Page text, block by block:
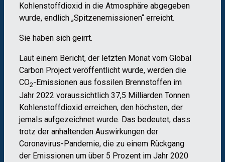
Kohlenstoffdioxid in die Atmosphäre abgegeben
wurde, endlich „Spitzenemissionen“ erreicht.
Sie haben sich geirrt.
Laut einem Bericht, der letzten Monat vom Global
Carbon Project veröffentlicht wurde, werden die
CO2-Emissionen aus fossilen Brennstoffen im
Jahr 2022 voraussichtlich 37,5 Milliarden Tonnen
Kohlenstoffdioxid erreichen, den höchsten, der
jemals aufgezeichnet wurde. Das bedeutet, dass
trotz der anhaltenden Auswirkungen der
Coronavirus-Pandemie, die zu einem Rückgang
der Emissionen um über 5 Prozent im Jahr 2020